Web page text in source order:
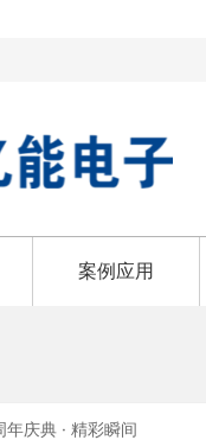
案例应用
年庆典 · 精彩瞬间